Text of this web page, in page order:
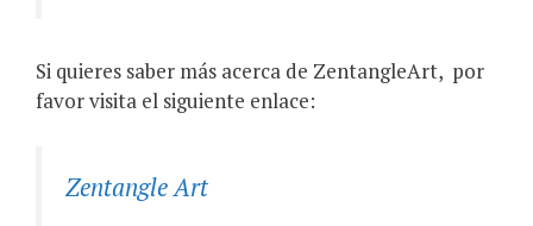
Si quieres saber más acerca de ZentangleArt, por
favor visita el siguiente enlace:
Zentangle Art